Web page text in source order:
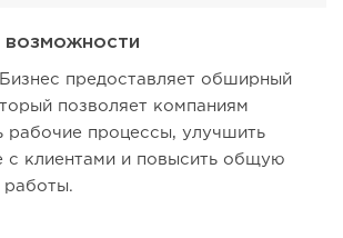
возможности
предоставляет обширный
позволяет компаниям
рабочие процессы, улучшить
с клиентами и повысить общую
работы.